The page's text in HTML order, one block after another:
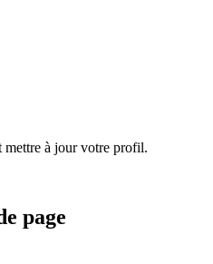
mettre à jour votre profil.
page